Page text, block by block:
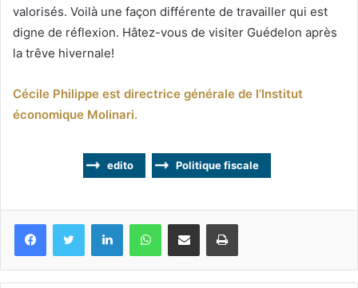
valorisés. Voilà une façon différente de travailler qui est
digne de réflexion. Hâtez-vous de visiter Guédelon après
la trêve hivernale!
Cécile Philippe est directrice générale de l’Institut
économique Molinari.
edito Politique fiscale
FacebookTwitter LinkedinWhatsApp
Partagez par mail Imprimez